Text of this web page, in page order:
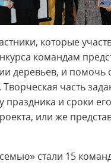
которые
командам
деревьев, и помочь
часть
праздника и сроки
или же
стали 15